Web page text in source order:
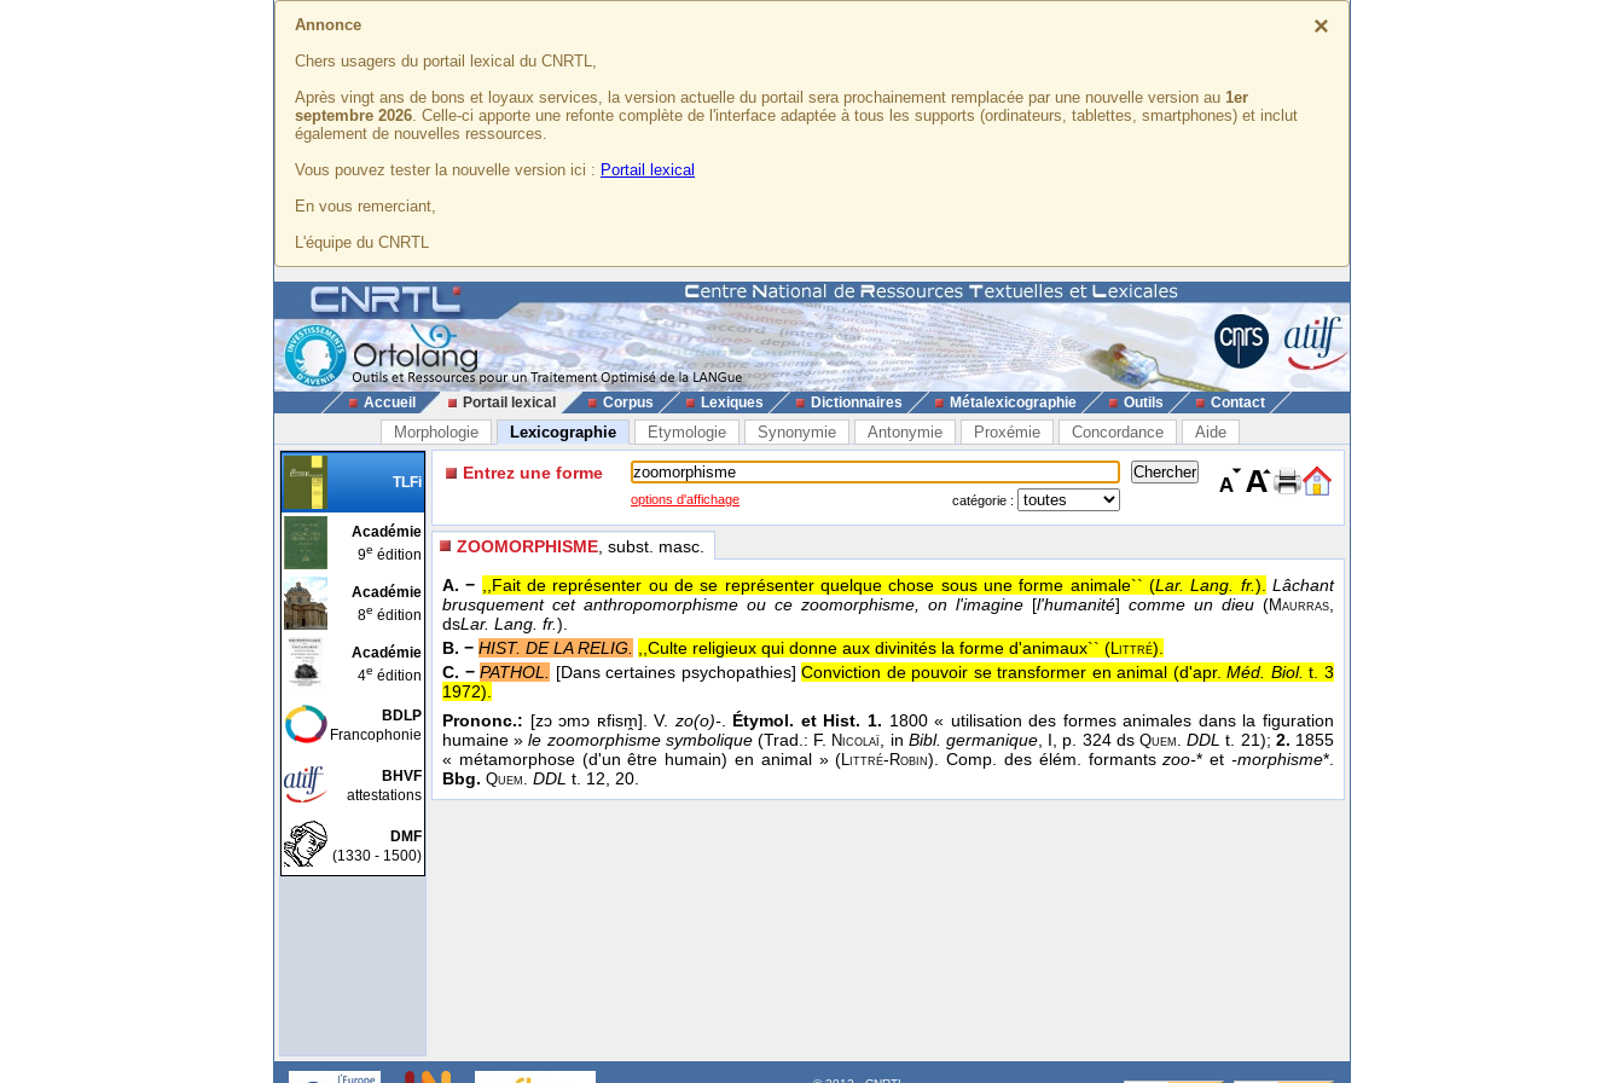
×
Annonce
Chers usagers du portail lexical du CNRTL,
Après vingt ans de bons et loyaux services, la version actuelle du portail sera prochainement remplacée par une nouvelle version au 1er
septembre 2026. Celle-ci apporte une refonte complète de l'interface adaptée à tous les supports (ordinateurs, tablettes, smartphones) et inclut
également de nouvelles ressources.
Vous pouvez tester la nouvelle version ici : Portail lexical
En vous remerciant,
L'équipe du CNRTL
Accueil Portail lexical Corpus Lexiques Dictionnaires Métalexicographie Outils Contact
Morphologie Lexicographie Etymologie Synonymie Antonymie Proxémie Concordance Aide
TLFi
Académie
9e édition
Académie
8e édition
Académie
4e édition
BDLP
Francophonie
BHVF
attestations
DMF
(1330 - 1500)
Entrez une forme
options d'affichage catégorie :
ZOOMORPHISME , subst. masc.
A. − ,,Fait de représenter ou de se représenter quelque chose sous une forme animale`` (Lar. Lang. fr.). Lâchant
brusquement cet anthropomorphisme ou ce zoomorphisme, on l'imagine [l'humanité] comme un dieu (Maurras,
dsLar. Lang. fr.).
B. − HIST. DE LA RELIG. ,,Culte religieux qui donne aux divinités la forme d'animaux`` (Littré).
C. − PATHOL. [Dans certaines psychopathies] Conviction de pouvoir se transformer en animal (d'apr.Méd. Biol. t. 3
1972).
Prononc.: [zɔ ɔmɔ ʀfism̭]. V. zo(o)-. Étymol. et Hist. 1. 1800 « utilisation des formes animales dans la figuration
humaine »le zoomorphisme symbolique(Trad.: F. Nicolaï, in Bibl. germanique, I, p. 324 dsQuem.DDL t. 21); 2. 1855
« métamorphose (d'un être humain) en animal » (Littré- Robin). Comp. des élém. formantszoo-* et-morphisme*.
Bbg. Quem. DDL t. 12, 20.